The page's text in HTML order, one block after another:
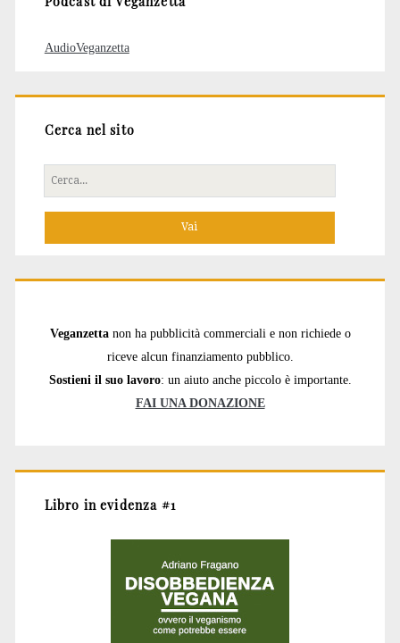
AudioVeganzetta
Cerca nel sito
Cerca
per:
Veganzetta non ha pubblicità commerciali e non richiede o
riceve alcun finanziamento pubblico.
Sostieni il suo lavoro: un aiuto anche piccolo è importante.
FAI UNA DONAZIONE
Libro in evidenza #1